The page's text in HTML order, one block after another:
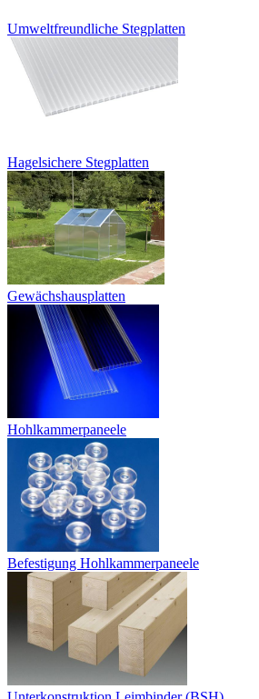
Umweltfreundliche Stegplatten
Hagelsichere Stegplatten
Gewächshausplatten
Hohlkammerpaneele
Befestigung Hohlkammerpaneele